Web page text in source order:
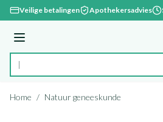
Ga naar de inhoud
Veilige betalingen Apothekersadvies
Menu
Product, merk, categorie...
Home / Natuur geneeskunde